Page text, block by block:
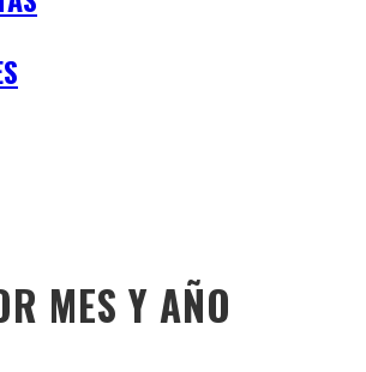
MES Y AÑO